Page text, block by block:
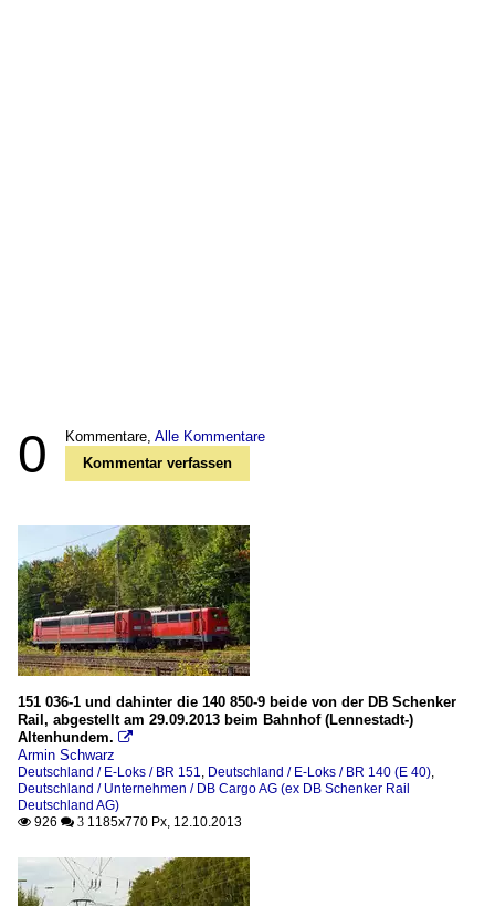
0 Kommentare, Alle Kommentare
Kommentar verfassen
151 036-1 und dahinter die 140 850-9 beide von der DB Schenker
Rail, abgestellt am 29.09.2013 beim Bahnhof (Lennestadt-)
Altenhundem. 
Armin Schwarz
Deutschland / E-Loks / BR 151, Deutschland / E-Loks / BR 140 (E 40),
Deutschland / Unternehmen / DB Cargo AG (ex DB Schenker Rail
Deutschland AG)
 926  3 1185x770 Px, 12.10.2013